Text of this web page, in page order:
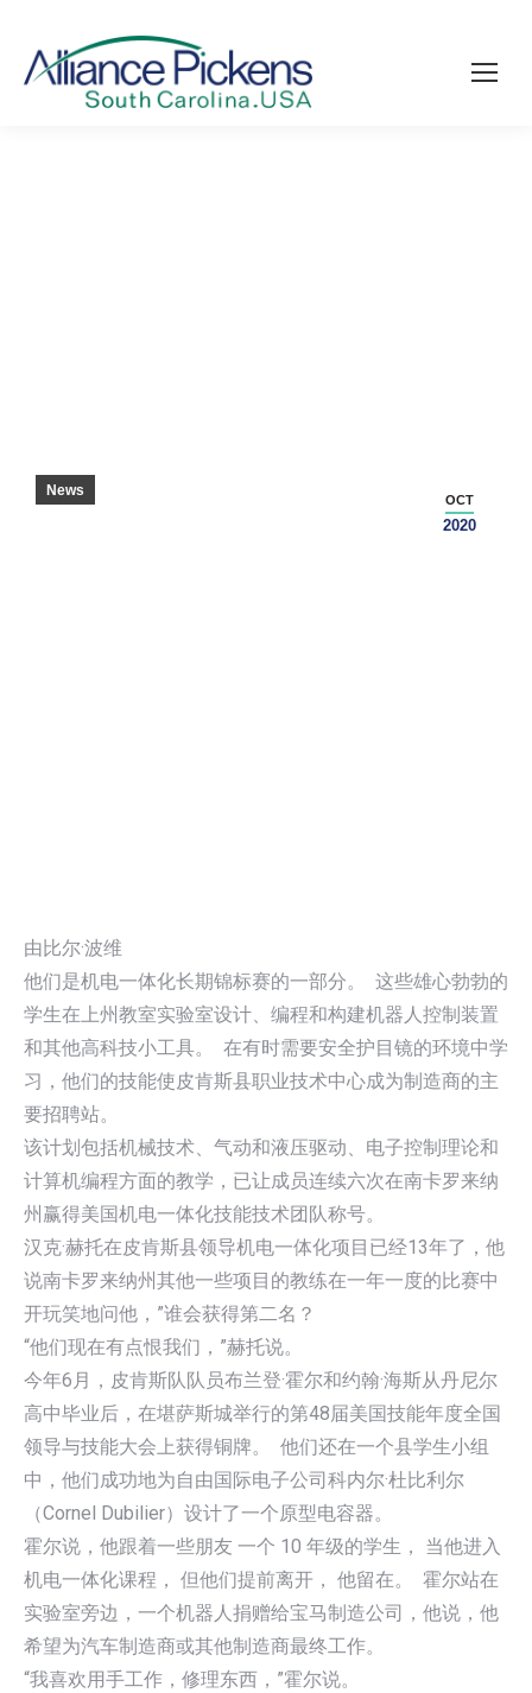
OCT
2020
News
由比尔·波维
他们是机电一体化长期锦标赛的一部分。 这些雄心勃勃的
学生在上州教室实验室设计、编程和构建机器人控制装置
和其他高科技小工具。 在有时需要安全护目镜的环境中学
习，他们的技能使皮肯斯县职业技术中心成为制造商的主
要招聘站。
该计划包括机械技术、气动和液压驱动、电子控制理论和
计算机编程方面的教学，已让成员连续六次在南卡罗来纳
州赢得美国机电一体化技能技术团队称号。
汉克·赫托在皮肯斯县领导机电一体化项目已经13年了，他
说南卡罗来纳州其他一些项目的教练在一年一度的比赛中
开玩笑地问他，”谁会获得第二名？
“他们现在有点恨我们，”赫托说。
今年6月，皮肯斯队队员布兰登·霍尔和约翰·海斯从丹尼尔
高中毕业后，在堪萨斯城举行的第48届美国技能年度全国
领导与技能大会上获得铜牌。 他们还在一个县学生小组
中，他们成功地为自由国际电子公司科内尔·杜比利尔
（Cornel Dubilier）设计了一个原型电容器。
霍尔说，他跟着一些朋友 一个 10 年级的学生， 当他进入
机电一体化课程， 但他们提前离开， 他留在。 霍尔站在
实验室旁边，一个机器人捐赠给宝马制造公司，他说，他
希望为汽车制造商或其他制造商最终工作。
“我喜欢用手工作，修理东西，”霍尔说。